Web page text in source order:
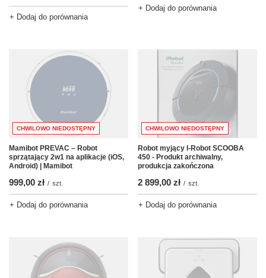
+ Dodaj do porównania
+ Dodaj do porównania
CHWILOWO NIEDOSTĘPNY
Mamibot PREVAC – Robot
sprzątający 2w1 na aplikacje (iOS,
Android) | Mamibot
999,00 zł / szt.
+ Dodaj do porównania
CHWILOWO NIEDOSTĘPNY
Robot myjący I-Robot SCOOBA
450 - Produkt archiwalny,
produkcja zakończona
2 899,00 zł / szt.
+ Dodaj do porównania